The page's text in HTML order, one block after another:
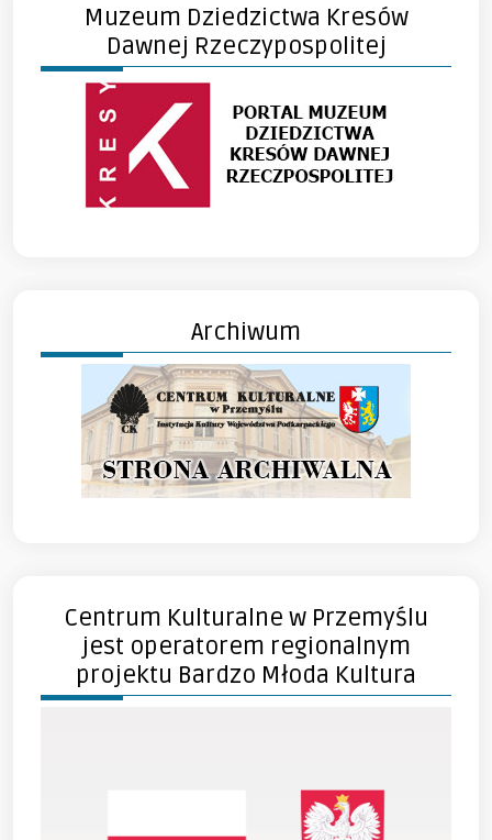
Muzeum Dziedzictwa Kresów
Dawnej Rzeczypospolitej
Archiwum
Centrum Kulturalne w Przemyślu
jest operatorem regionalnym
projektu Bardzo Młoda Kultura